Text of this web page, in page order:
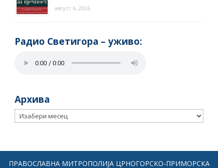
август 6, 2026
Радио Светигора – yживо:
Архива
Архива
ПРАВОСЛАВНА МИТРОПОЛИЈА ЦРНОГОРСКО-ПРИМОРСКА